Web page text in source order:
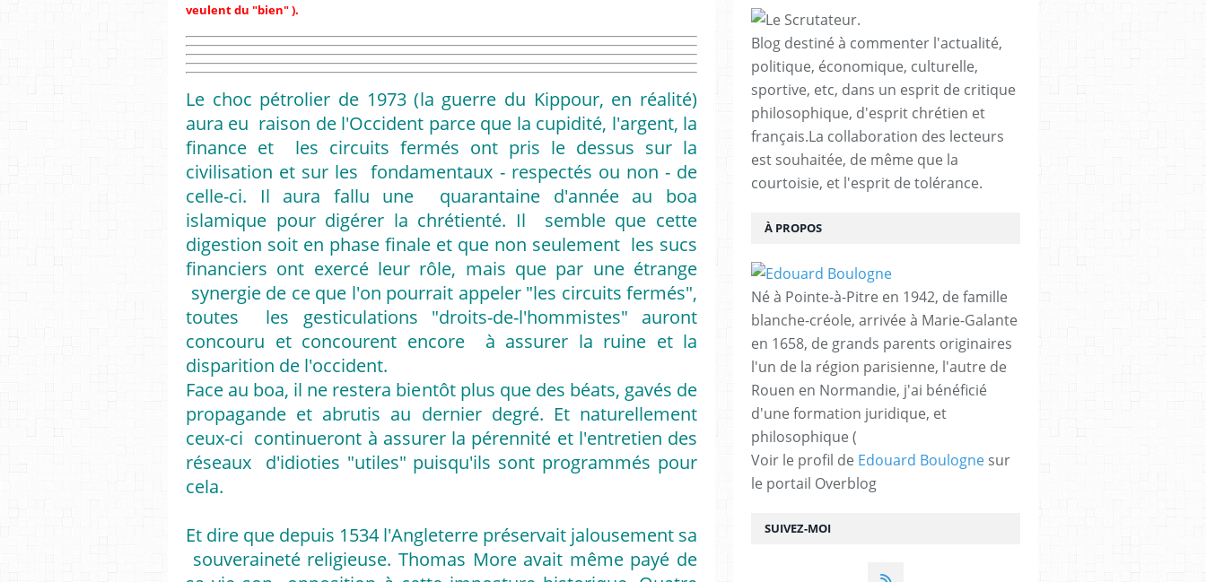
veulent du "bien" ).
Le choc pétrolier de 1973 (la guerre du Kippour, en réalité)
aura eu raison de l'Occident parce que la cupidité, l'argent, la
finance et les circuits fermés ont pris le dessus sur la
civilisation et sur les fondamentaux - respectés ou non - de
celle-ci. Il aura fallu une quarantaine d'année au boa
islamique pour digérer la chrétienté. Il semble que cette
digestion soit en phase finale et que non seulement les sucs
financiers ont exercé leur rôle, mais que par une étrange
synergie de ce que l'on pourrait appeler "les circuits fermés",
toutes les gesticulations "droits-de-l'hommistes" auront
concouru et concourent encore à assurer la ruine et la
disparition de l'occident.
Face au boa, il ne restera bientôt plus que des béats, gavés de
propagande et abrutis au dernier degré. Et naturellement
ceux-ci continueront à assurer la pérennité et l'entretien des
réseaux d'idioties "utiles" puisqu'ils sont programmés pour
cela.
Et dire que depuis 1534 l'Angleterre préservait jalousement sa
souveraineté religieuse. Thomas More avait même payé de
SUIVEZ-MOI
Blog destiné à commenter l'actualité,
politique, économique, culturelle,
sportive, etc, dans un esprit de critique
philosophique, d'esprit chrétien et
français.La collaboration des lecteurs
est souhaitée, de même que la
courtoisie, et l'esprit de tolérance.
À PROPOS
Né à Pointe-à-Pitre en 1942, de famille
blanche-créole, arrivée à Marie-Galante
en 1658, de grands parents originaires
l'un de la région parisienne, l'autre de
Rouen en Normandie, j'ai bénéficié
d'une formation juridique, et
philosophique (
Voir le profil de Edouard Boulogne sur
le portail Overblog